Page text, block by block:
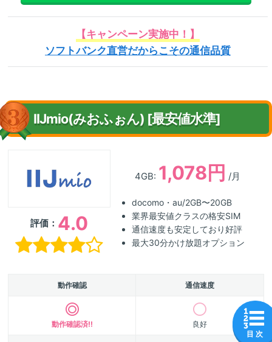
【キャンペーン実施中！】
ソフトバンク直営だからこその通信品質
IIJmio(みおふぉん) [最安値水準]
評価： 4.0
4GB: 1,078円 /月
docomo・au/2GB〜20GB
業界最安値クラスの格安SIM
通信速度も安定しており好評
最大30分かけ放題オプション
動作確認 通信速度
動作確認済!! 良好
目 次